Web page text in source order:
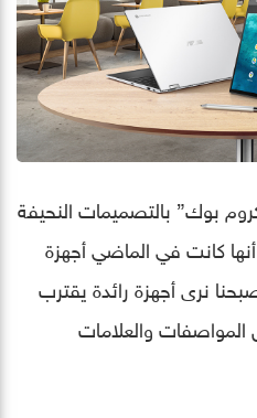
بوك” بالتصميمات النحيفة
أنها كانت في الماضي أجهزة
نرى أجهزة رائدة يقترب
لبعض المواصفات والعلامات